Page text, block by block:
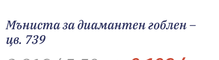
Мъниста за диамантен гоблен –
цв. 739